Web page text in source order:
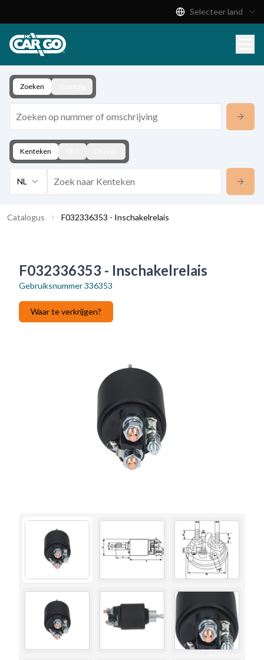
Download
Contact
Selecteer land
Zoeken
Kenteken
NL
Catalogus F032336353 - Inschakelrelais
F032336353 - Inschakelrelais
Gebruiksnummer336353
Waar te verkrijgen?